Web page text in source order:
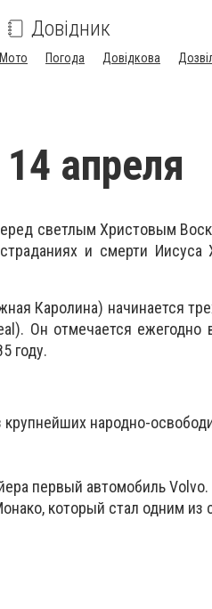
Довідник
Погода Довідкова
апреля
светлым Христовым
и смерти Иисуса
Каролина) начинается
Он отмечается ежегодно
году.
народно-
первый автомобиль Volvo.
который стал одним из